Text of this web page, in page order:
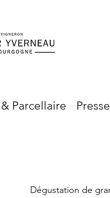
Parcellaire Presse
Dégustation de